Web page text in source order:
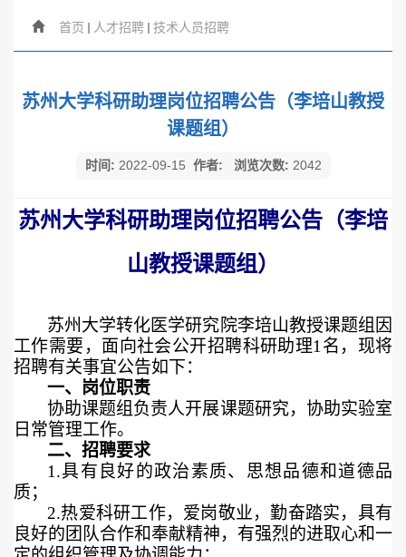
首页 人才招聘 技术人员招聘
苏州大学科研助理岗位招聘公告（李培山教授
课题组）
时间: 2022-09-15 作者: 浏览次数: 2042
苏州大学科研助理岗位招聘公告（李培
山教授课题组）
苏州大学转化医学研究院李培山教授课题组因
工作需要，面向社会公开招聘科研助理1名，现将
招聘有关事宜公告如下：
一、岗位职责
协助课题组负责人开展课题研究，协助实验室
日常管理工作。
二、招聘要求
1.具有良好的政治素质、思想品德和道德品
质；
2.热爱科研工作，爱岗敬业，勤奋踏实，具有
良好的团队合作和奉献精神，有强烈的进取心和一